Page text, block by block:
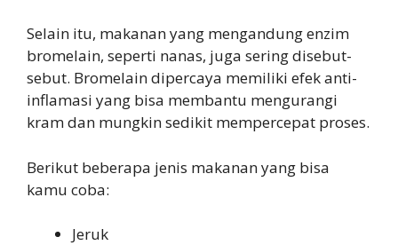
Selain itu, makanan yang mengandung enzim
bromelain, seperti nanas, juga sering disebut-
sebut. Bromelain dipercaya memiliki efek anti-
inflamasi yang bisa membantu mengurangi
kram dan mungkin sedikit mempercepat proses.
Berikut beberapa jenis makanan yang bisa
kamu coba:
Jeruk